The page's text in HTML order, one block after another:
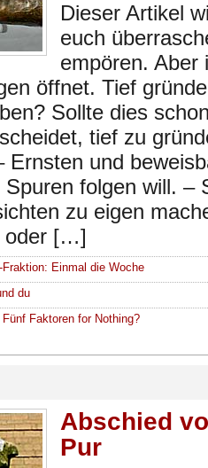
Dieser Artikel
euch
empören. Aber
öffnet. Tief
Sollte dies
tief zu
Ernsten und
folgen will. –
zu eigen
oder […]
Einmal die Woche
du
Faktoren for Nothing?
Abschied
Pur